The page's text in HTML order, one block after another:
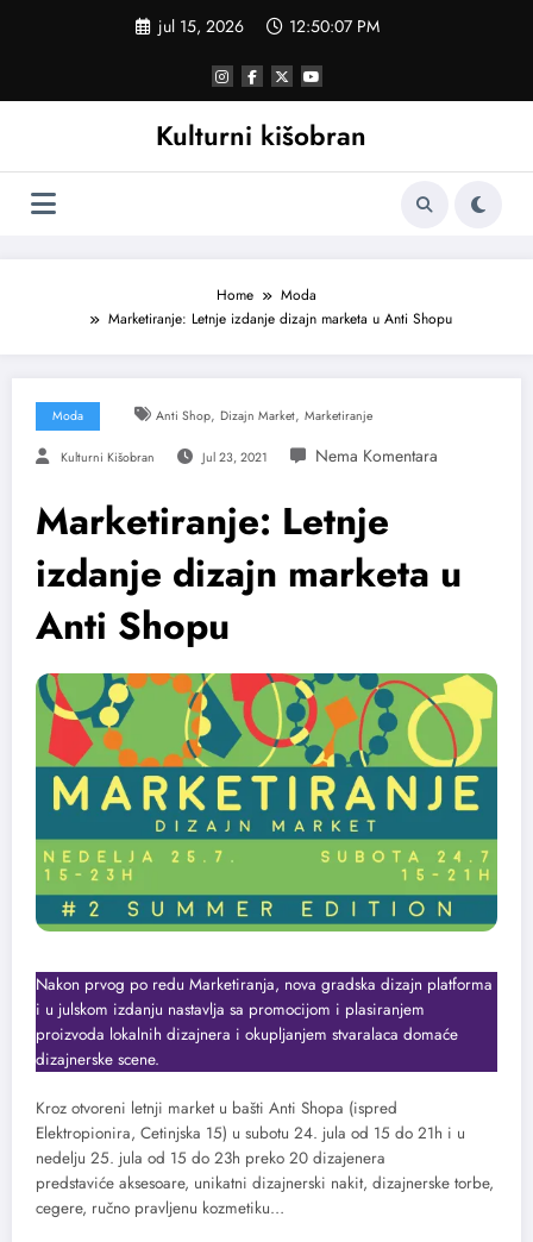
jul 15, 2026 12:50:07 PM
Kulturni kišobran
Home
Moda
Marketiranje: Letnje izdanje dizajn marketa u Anti Shopu
Moda Anti Shop, Dizajn Market, Marketiranje
Kulturni Kišobran Jul 23, 2021
Marketiranje: Letnje
izdanje dizajn marketa u
Anti Shopu
Nakon prvog po redu Marketiranja, nova gradska dizajn platforma
i u julskom izdanju nastavlja sa promocijom i plasiranjem
proizvoda lokalnih dizajnera i okupljanjem stvaralaca domaće
dizajnerske scene.
Kroz otvoreni letnji market u bašti Anti Shopa (ispred
Elektropionira, Cetinjska 15) u subotu 24. jula od 15 do 21h i u
nedelju 25. jula od 15 do 23h preko 20 dizajenera
predstaviće aksesoare, unikatni dizajnerski nakit, dizajnerske torbe,
cegere, ručno pravljenu kozmetiku…